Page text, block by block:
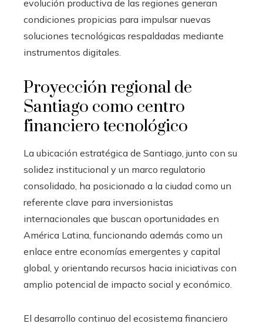
evolución productiva de las regiones generan
condiciones propicias para impulsar nuevas
soluciones tecnológicas respaldadas mediante
instrumentos digitales.
Proyección regional de
Santiago como centro
financiero tecnológico
La ubicación estratégica de Santiago, junto con su
solidez institucional y un marco regulatorio
consolidado, ha posicionado a la ciudad como un
referente clave para inversionistas
internacionales que buscan oportunidades en
América Latina, funcionando además como un
enlace entre economías emergentes y capital
global, y orientando recursos hacia iniciativas con
amplio potencial de impacto social y económico.
El desarrollo continuo del ecosistema financiero